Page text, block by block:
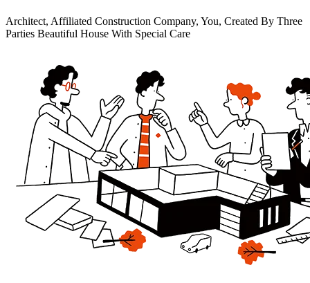
Architect, Affiliated Construction Company, You, Created By Three
Parties Beautiful House With Special Care